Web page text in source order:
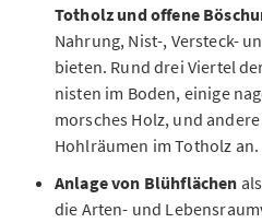
Totholz und offene
Nahrung, Nist-, Versteck-
bieten. Rund drei Viertel
nisten im Boden, einige
morsches Holz, und
Hohlräumen im Totholz an.
Anlage von Blühflächen
die Arten- und